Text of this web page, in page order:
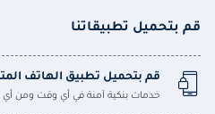
قم بتحميل تطبيقاتنا
قم بتحميل تطبيق الهاتف
خدمات بنكية آمنة في أي وقت ومن أي